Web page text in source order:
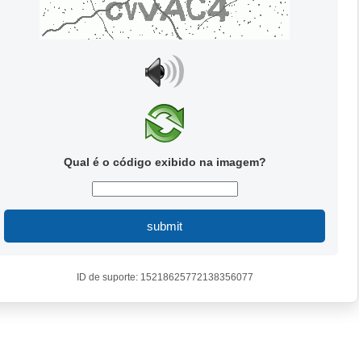
Qual é o código exibido na imagem?
submit
ID de suporte: 15218625772138356077